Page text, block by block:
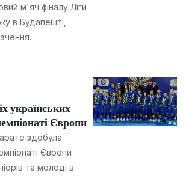
м'яч фіналу Ліги
в Будапешті,
українських
Європи
здобула
Європи
та молоді в